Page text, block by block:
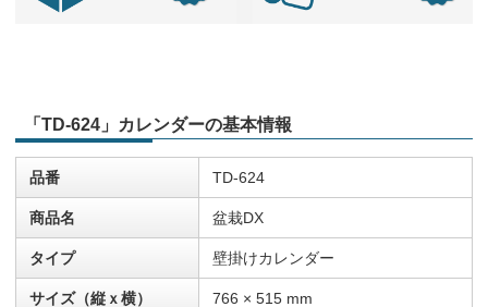
「TD-624」カレンダーの基本情報
品番 TD-624
商品名 盆栽DX
タイプ 壁掛けカレンダー
サイズ（縦ｘ横） 766 × 515 mm